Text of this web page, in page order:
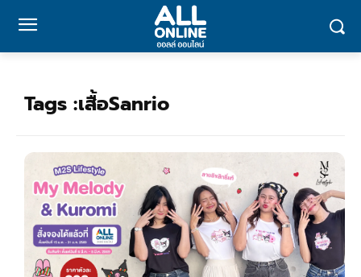
Tags :เสื้อSanrio